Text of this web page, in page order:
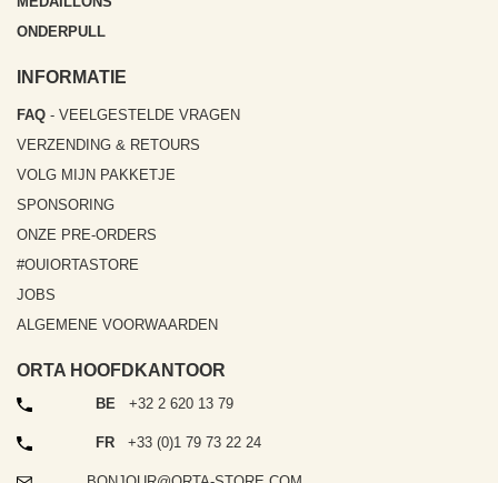
ONDERPULL
INFORMATIE
ALGEMENE VOORWAARDEN
VERZENDING & RETOURS
ONZE PRE-ORDERS
#OUIORTASTORE
SPONSORING
FAQ - VEELGESTELDE VRAGEN
VOLG MIJN PAKKETJE
JOBS
ORTA HOOFDKANTOOR
TELEFOON
BE +32 2 620 13 79
TELEFOON
FR +33 (0)1 79 73 22 24